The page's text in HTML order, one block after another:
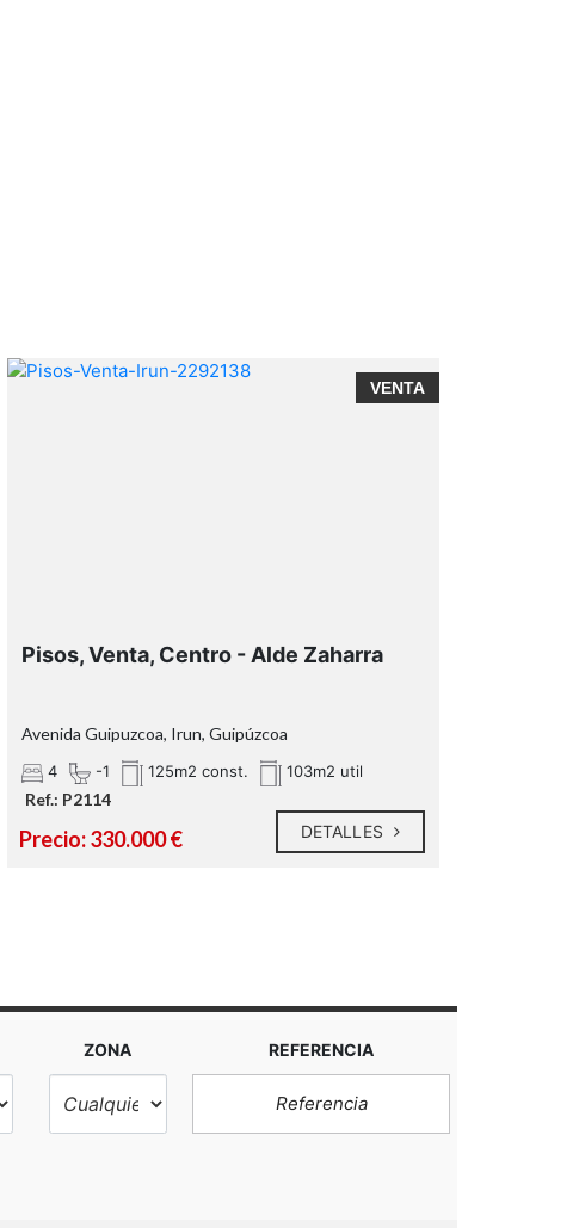
VENTA
Pisos, Venta, Centro - Alde Zaharra
Avenida Guipuzcoa, Irun, Guipúzcoa
4 -1 125m2 const. 103m2 util
Ref.: P2114
Precio: 330.000 € DETALLES
ZONA REFERENCIA